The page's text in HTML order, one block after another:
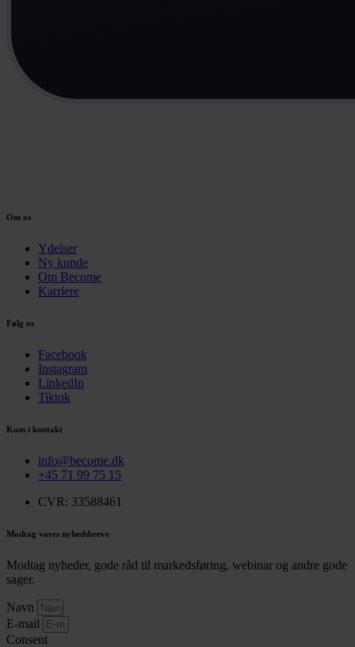
Om os
Ydelser
Ny kunde
Om Become
Karriere
Følg os
Facebook
Instagram
LinkedIn
Tiktok
Kom i kontakt
info@become.dk
+45 71 99 75 15
CVR: 33588461
Modtag vores nyhedsbreve
Modtag nyheder, gode råd til markedsføring, webinar og andre gode
sager.
Navn
E-mail
Consent